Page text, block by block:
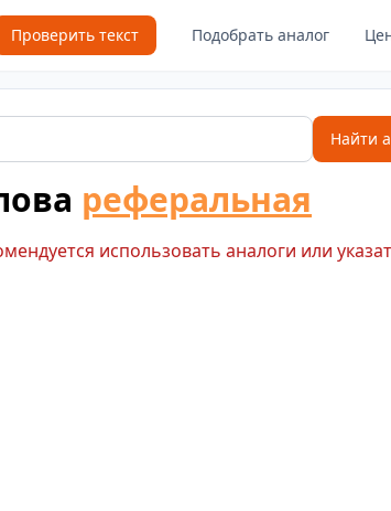
Проверить текст Подобрать аналог
Найти
реферальная
использовать аналоги или